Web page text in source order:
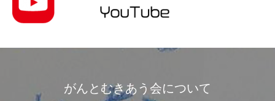
がんとむきあう会について